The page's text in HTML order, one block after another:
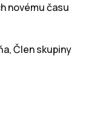
novému času
Člen skupiny